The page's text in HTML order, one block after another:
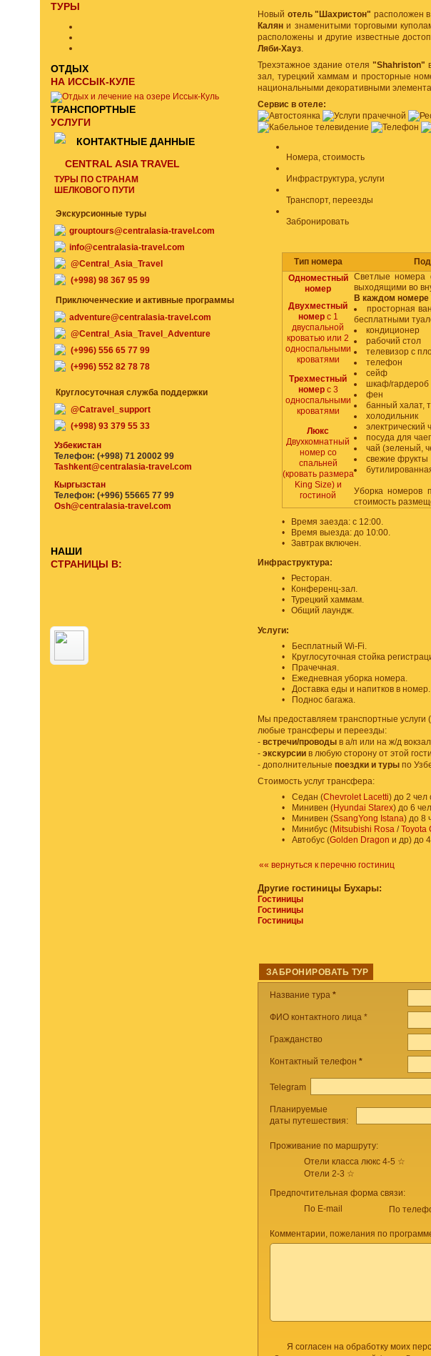
Новый отель "Шахристон" расположен
Калян и знаменитыми торговыми
расположены и другие известные
Ляби-Хауз.
Трехэтажное здание отеля "Shahriston"
зал, турецкий хаммам и просторные
национальными декоративными
Сервис в отеле:
Номера, стоимость
Инфраструктура, услуги
Транспорт, переезды
Забронировать
Тип номера
Одноместный
номер
Светлые номера
выходящими во
В каждом номере
просторная
бесплатными
кондиционер
рабочий стол
телевизор с
телефон
сейф
шкаф/гардероб
фен
банный халат,
холодильник
электрический
посуда для
чай (зеленый,
свежие фрукты
Уборка номеров
стоимость
Двухместный
номер с 1
двуспальной
кроватью или 2
односпальными
кроватями
Трехместный
номерс 3
односпальными
кроватями
Люкс
Двухкомнатный
номер со
спальней
(кровать размера
King Size) и
гостиной
•
Время заезда: с 12:00.
•
Время выезда: до 10:00.
•
Завтрак включен.
Инфраструктура:
•
Ресторан.
•
Конференц-зал.
•
Турецкий хаммам.
•
Общий лаундж.
Услуги:
•
Бесплатный Wi-Fi.
•
Круглосуточная стойка
•
Прачечная.
•
Ежедневная уборка номера.
•
Доставка еды и напитков в номер.
•
Поднос багажа.
Мы предоставляем транспортные услуги
любые трансферы и переезды:
- встречи/проводы в а/п или на ж/д
- экскурсии в любую сторону от этой
- дополнительные поездки и туры по
Стоимость услуг трансфера:
•
Седан (Chevrolet Lacetti) до 2 чел
•
Минивен (Hyundai Starex) до 6
•
Минивен (SsangYong Istana) до 8
•
Минибус (Mitsubishi Rosa/Toyota
•
Автобус (Golden Dragon и др) до
«« вернуться к перечню гостиниц
Другие гостиницы Бухары:
Гостиницы
Гостиницы
Гостиницы
ЗАБРОНИРОВАТЬ ТУР
Название тура *
ФИО контактного лица *
Гражданство
Контактный телефон *
Telegram
Планируемые
даты путешествия:
Проживание по маршруту:
Отели класса люкс 4-5 ☆
Отели 2-3 ☆
Предпочтительная форма связи:
По E-mail
По
Комментарии, пожелания по
Я согласен на обработку моих
ТУРЫ
ОТДЫХ
НА ИССЫК-КУЛЕ
ТРАНСПОРТНЫЕ
УСЛУГИ
КОНТАКТНЫЕ ДАННЫЕ
CENTRAL ASIA TRAVEL
ТУРЫ ПО СТРАНАМ
ШЕЛКОВОГО ПУТИ
Экскурсионные туры
grouptours@centralasia-travel.com
info@centralasia-travel.com
@Central_Asia_Travel
(+998) 98 367 95 99
Приключенческие и активные программы
adventure@centralasia-travel.com
@Central_Asia_Travel_Adventure
(+996) 556 65 77 99
(+996) 552 82 78 78
Круглосуточная служба поддержки
@Catravel_support
(+998) 93 379 55 33
Узбекистан
Телефон: (+998) 71 20002 99
Tashkent@centralasia-travel.com
Кыргызстан
Телефон: (+996) 55665 77 99
Osh@centralasia-travel.com
НАШИ
СТРАНИЦЫ В: